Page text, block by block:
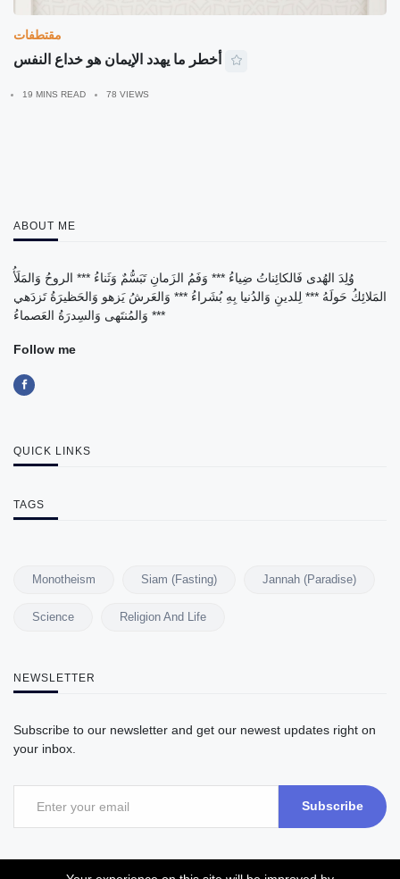
مقتطفات
أخطر ما يهدد الإيمان هو خداع النفس
19 MINS READ 78 VIEWS
ABOUT ME
وُلِدَ الهُدى فَالكائِناتُ ضِياءُ *** وَفَمُ الزَمانِ تَبَسُّمٌ وَثَناءُ *** الروحُ وَالمَلَأُ
المَلائِكُ حَولَهُ *** لِلدينِ وَالدُنيا بِهِ بُشَراءُ *** وَالعَرشُ يَزهو وَالحَظيرَةُ تَزدَهي
*** وَالمُنتَهى وَالسِدرَةُ العَصماءُ
Follow me
QUICK LINKS
TAGS
Monotheism Siam (Fasting) Jannah (Paradise)
Science Religion And Life
NEWSLETTER
Subscribe to our newsletter and get our newest updates right on
your inbox.
Subscribe